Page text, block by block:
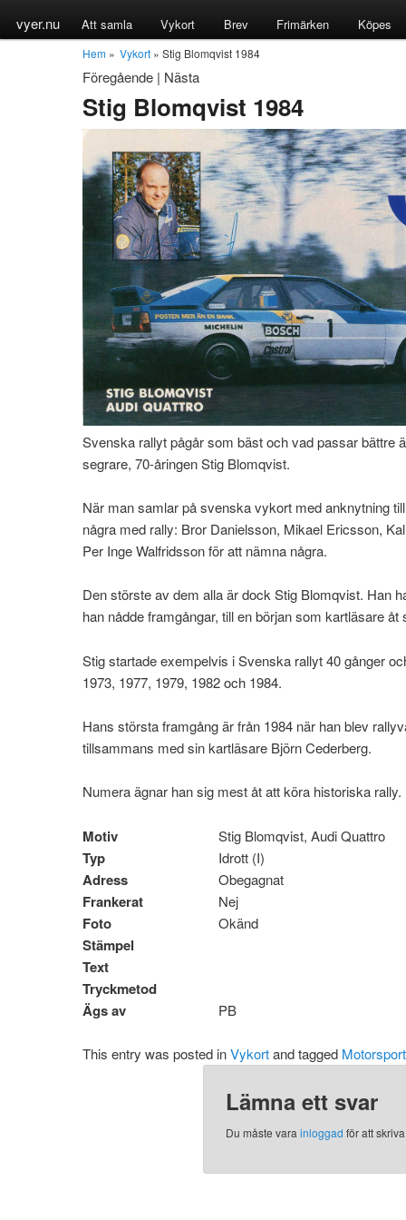
vyer.nu Att samla Vykort Brev Frimärken Köpes
Hem » Vykort » Stig Blomqvist 1984
Föregående | Nästa
Stig Blomqvist 1984
Svenska rallyt pågår som bäst och vad passar bättre
segrare, 70-åringen Stig Blomqvist.
När man samlar på svenska vykort med anknytning
några med rally: Bror Danielsson, Mikael Ericsson,
Per Inge Walfridsson för att nämna några.
Den störste av dem alla är dock Stig Blomqvist. Han
han nådde framgångar, till en början som kartläsare
Stig startade exempelvis i Svenska rallyt 40 gånger
1973, 1977, 1979, 1982 och 1984.
Hans största framgång är från 1984 när han blev
tillsammans med sin kartläsare Björn Cederberg.
Numera ägnar han sig mest åt att köra historiska rally.
Motiv Stig Blomqvist, Audi Quattro
Typ Idrott (I)
Adress Obegagnat
Frankerat Nej
Foto Okänd
Stämpel
Text
Tryckmetod
Ägs av
PB
This entry was posted inVykortand tagged Motorsport
Lämna ett svar
Du måste varainloggad för att